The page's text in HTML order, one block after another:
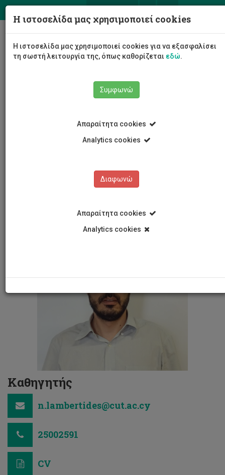
Σχολή Διοίκησης και Οικονομίας
Τμήμα Χρηματοοικονομικής, Λογιστικής και
Προσωπικό Τμήματος
Ακαδημαϊκό Προσωπικό
Νεόφυτος Λαμπερτίδης
Νεόφυτος Λαμπερτίδης
Καθηγητής
n.lambertides@cut.ac.cy
25002591
CV
Η ιστοσελίδα μας χρησιμοποιεί cookies
Η ιστοσελίδα μας χρησιμοποιεί cookies για να εξασφαλίσει
τη σωστή λειτουργία της, όπως καθορίζεται εδώ.
Συμφωνώ
Απαραίτητα cookies
Analytics cookies
Διαφωνώ
Απαραίτητα cookies
Analytics cookies